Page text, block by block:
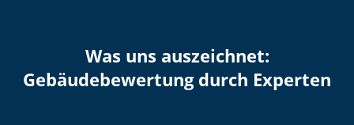
Was uns auszeichnet:
Ge­bäu­de­be­wer­tung durch Experten